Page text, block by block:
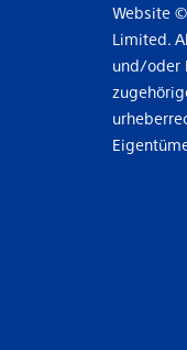
Website
Limited.
und/oder